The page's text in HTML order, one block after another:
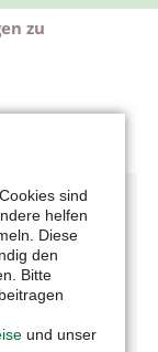
zu
sind
helfen
Diese
den
Bitte
und unser